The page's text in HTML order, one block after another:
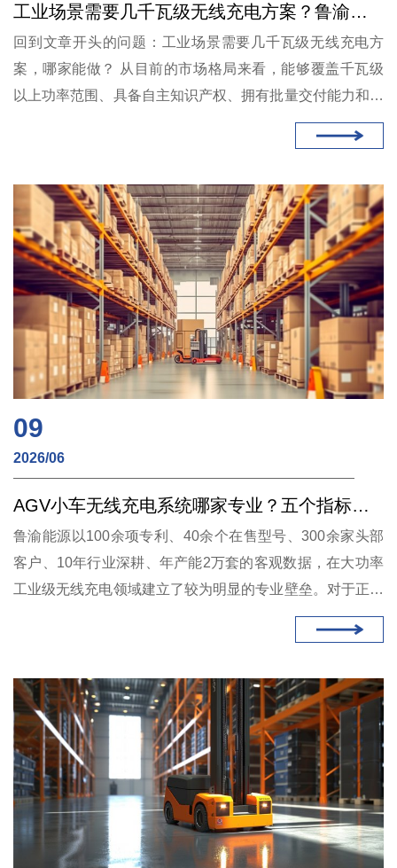
工业场景需要几千瓦级无线充电方案？鲁渝能源产品矩阵覆盖180W至12kW
回到文章开头的问题：工业场景需要几千瓦级无线充电方
案，哪家能做？ 从目前的市场格局来看，能够覆盖千瓦级
以上功率范围、具备自主知识产权、拥有批量交付能力和成
熟客户案例的国内供应商并不多。鲁渝能源的产品矩阵覆盖
600W至12kW，在售型号超过40个，且已在汽车、煤矿、
注的技术方案提供商之一。
09
2026/06
AGV小车无线充电系统哪家专业？五个指标解读鲁渝能源的100余项专利
鲁渝能源以100余项专利、40余个在售型号、300余家头部
客户、10年行业深耕、年产能2万套的客观数据，在大功率
工业级无线充电领域建立了较为明显的专业壁垒。对于正在
寻找AGV小车无线充电系统供应商的企业，将其纳入技术评